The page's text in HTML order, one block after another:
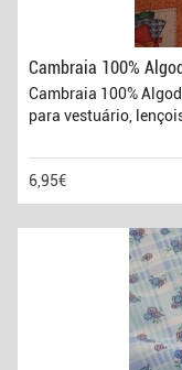
Cambraia 100%
Cambraia 100%
para vestuário,
6,95€